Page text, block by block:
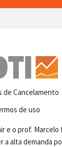
de Cancelamento
de uso
e o prof. Marcelo
a alta demanda